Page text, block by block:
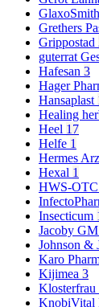
Grethers
Grippostad
guterrat
Hafesan 3
Hager
Hansaplast
Healing
Heel 17
Helfe 1
Hermes
Hexal 1
HWS-OTC
Insecticum
Jacoby
Johnson &
Karo
Kijimea 3
Klosterfrau
KnobiVital